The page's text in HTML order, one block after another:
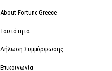
About Fortune Greece
Ταυτότητα
Δήλωση Συμμόρφωσης
Επικοινωνία